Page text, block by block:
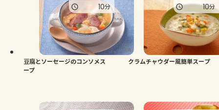
トーク
よくあるお問い合わせ
お買い物
豆腐とソーセージのコンソメス
ープ
10分
クラムチャウダー風簡単スープ
10分